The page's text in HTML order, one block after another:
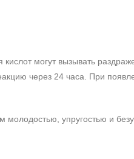
могут вызывать
через 24 часа. При
молодостью, упругостью и